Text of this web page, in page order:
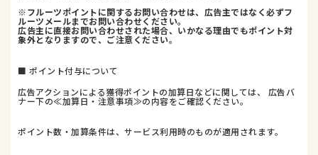
※フルーツポイントに関するお問い合わせは、広告主ではなく必ずフ
ルーツメールまでお問い合わせください。
広告主に直接お問い合わせされた場合、いかなる理由でもポイント対
象外となりますので、ご注意ください。
■ ポイント付与について
広告アクションによる獲得ポイントの加算日などに関しては、 広告バ
ナー下の≪加算日・注意事項≫の内容をご確認ください。
ポイント数・加算条件は、サービス利用時のものが適用されます。